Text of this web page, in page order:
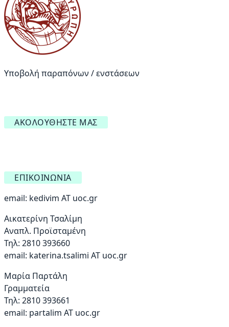
Υποβολή παραπόνων / ενστάσεων
ΑΚΟΛΟΥΘΉΣΤΕ ΜΑΣ
ΕΠΙΚΟΙΝΩΝΊΑ
email: kedivim AT uoc.gr
Αικατερίνη Τσαλίμη
Αναπλ. Προϊσταμένη
Τηλ: 2810 393660
email: katerina.tsalimi ΑΤ uoc.gr
Μαρία Παρτάλη
Γραμματεία
Τηλ: 2810 393661
email: partalim AT uoc.gr